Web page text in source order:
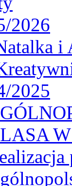
2026
i
2025